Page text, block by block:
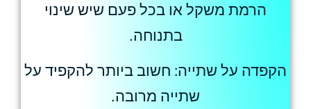
הרמת משקל או בכל פעם שיש שינוי
בתנוחה.
הקפדה על שתייה: חשוב ביותר להקפיד על
שתייה מרובה.